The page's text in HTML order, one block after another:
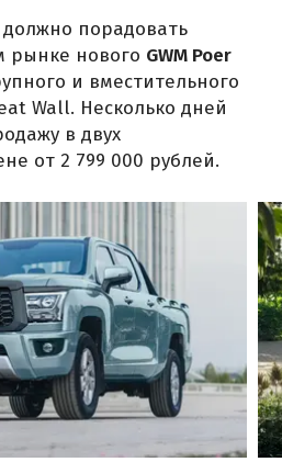
порадовать
рынке нового GWM Poer
и вместительного
Wall. Несколько дней
в двух
от 2 799 000 рублей.